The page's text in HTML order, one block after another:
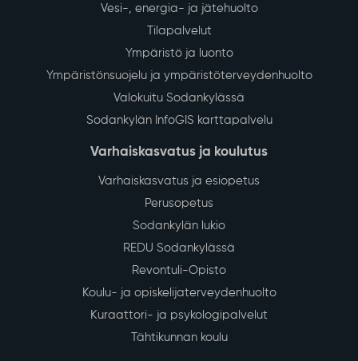
Vesi-, energia- ja jätehuolto
Tilapalvelut
Ympäristö ja luonto
Ympäristönsuojelu ja ympäristöterveydenhuolto
Valokuitu Sodankylässä
Sodankylän InfoGIS karttapalvelu
Varhaiskasvatus ja koulutus
Varhaiskasvatus ja esiopetus
Perusopetus
Sodankylän lukio
REDU Sodankylässä
Revontuli-Opisto
Koulu- ja opiskelijaterveydenhuolto
Kuraattori- ja psykologipalvelut
Tähtikunnan koulu